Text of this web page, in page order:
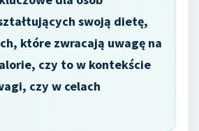
swoją dietę,
które zwracają uwagę na
czy to w kontekście
czy w celach